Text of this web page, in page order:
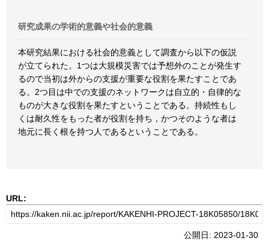
研究成果の学術的意義や社会的意義
本研究結果における社会的意義として調査から以下の仮説
が立てられた。1つは大規模災害では予想外のことが発生す
るので当初は外からの支援が重要な役割を果たすことであ
る。2つ目は中での支援のネットワークは自立的・自律的な
ものが大きな役割を果たすということである。持続性もし
くは耐久性をもった者が役割を持ち，かつそのような者は
地元に長く根を持つ人であるということである。
URL:
公開日: 2023-01-30